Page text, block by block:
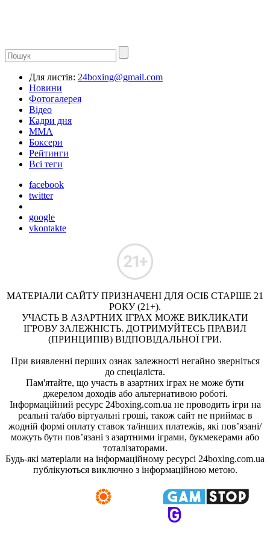
Для листів: 24boxing@gmail.com
Новини
Фотогалерея
Відео
Кадри дня
ММА
Боксери
Рейтинги
Всі теги
facebook
twitter
google
vkontakte
МАТЕРІАЛИ САЙТУ ПРИЗНАЧЕНІ ДЛЯ ОСІБ СТАРШЕ 21
РОКУ (21+).
УЧАСТЬ В АЗАРТНИХ ІГРАХ МОЖЕ ВИКЛИКАТИ
ІГРОВУ ЗАЛЕЖНІСТЬ. ДОТРИМУЙТЕСЬ ПРАВИЛ
(ПРИНЦИПІВ) ВІДПОВІДАЛЬНОЇ ГРИ.
При виявленні перших ознак залежності негайно зверніться
до спеціаліста.
Пам'ятайте, що участь в азартних іграх не може бути
джерелом доходів або альтернативою роботі.
Інформаційний ресурс 24boxing.com.ua не проводить ігри на
реальні та/або віртуальні гроші, також сайт не приймає в
жодній формі оплату ставок та/інших платежів, які пов’язані/
можуть бути пов’язані з азартними іграми, букмекерами або
тоталізаторами.
Будь-які матеріали на інформаційному ресурсі 24boxing.com.ua
публікуються виключно з інформаційною метою.